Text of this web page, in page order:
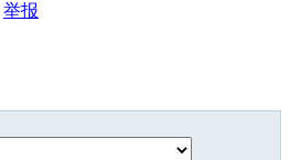
举报